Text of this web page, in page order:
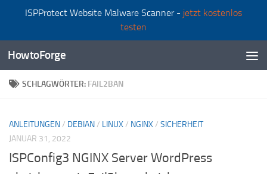
ISPProtect Website Malware Scanner - jetzt kostenlos
testen
Zum Inhalt springen
HowtoForge
SCHLAGWÖRTER: FAIL2BAN
ANLEITUNGEN/ DEBIAN/ LINUX/ NGINX/ SICHERHEIT
JANUAR 31, 2022
ISPConfig3 NGINX Server WordPress